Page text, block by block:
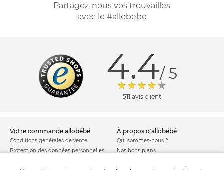
Partagez-nous vos trouvailles
avec le #allobebe
4.4/ 5
511 avis client
votre commande allobébé
Conditions générales de vente
Protection des données personnelles
à propos d'allobébé
Qui sommes-nous ?
Nos bons plans